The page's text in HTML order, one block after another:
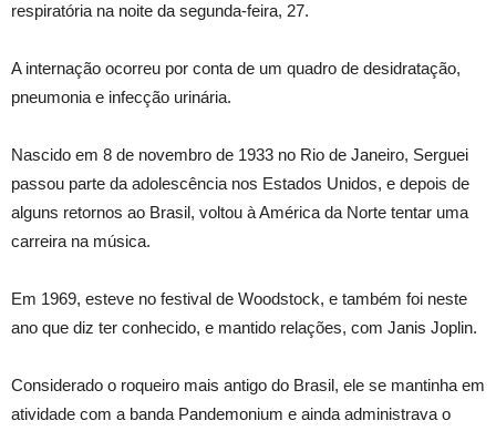
respiratória na noite da segunda-feira, 27.
A internação ocorreu por conta de um quadro de desidratação,
pneumonia e infecção urinária.
Nascido em 8 de novembro de 1933 no Rio de Janeiro, Serguei
passou parte da adolescência nos Estados Unidos, e depois de
alguns retornos ao Brasil, voltou à América da Norte tentar uma
carreira na música.
Em 1969, esteve no festival de Woodstock, e também foi neste
ano que diz ter conhecido, e mantido relações, com Janis Joplin.
Considerado o roqueiro mais antigo do Brasil, ele se mantinha em
atividade com a banda Pandemonium e ainda administrava o